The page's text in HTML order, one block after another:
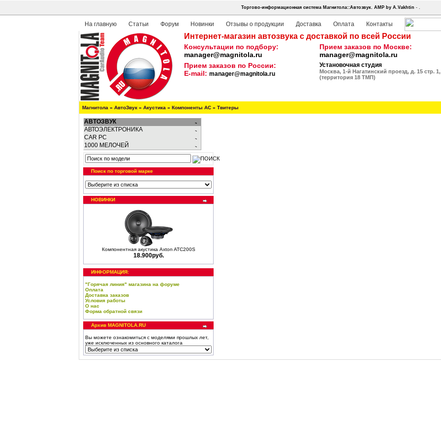
Торгово-информационная система Магнитола::Автозвук. AMP by A.Vakhtin - .
На главную Статьи Форум Новинки Отзывы о продукции Доставка Оплата Контакты
Интернет-магазин автозвука с доставкой по всей России
Консультации по подбору:
manager@magnitola.ru
Прием заказов по Москве:
manager@magnitola.ru
Прием заказов по России:
E-mail: manager@magnitola.ru
Установочная студия
Москва, 1-й Нагатинский проезд, д. 15 стр. 1,
(территория 18 ТМП)
Магнитола » АвтоЗвук » Акустика » Компоненты АС » Твитеры
АВТОЗВУК
АВТОЭЛЕКТРОНИКА
CAR PC
1000 МЕЛОЧЕЙ
Поиск по торговой марке
НОВИНКИ
Компонентная акустика Axton ATC200S
18.900руб.
ИНФОРМАЦИЯ:
"Горячая линия" магазина на форуме
Оплата
Доставка заказов
Условия работы
О нас
Форма обратной связи
Архив MAGNITOLA.RU
Вы можете ознакомиться с моделями прошлых лет,
уже исключенных из основного каталога